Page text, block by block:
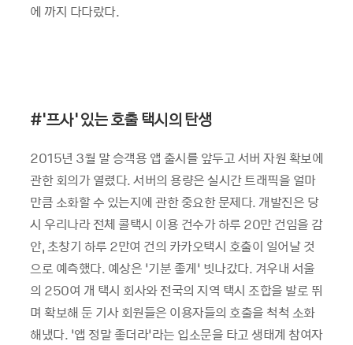
에 까지 다다랐다.
#'프사’ 있는호출 택시의 탄생
2015년 3월 말 승객용 앱 출시를 앞두고 서버 자원 확보에
관한 회의가 열렸다. 서버의 용량은 실시간 트래픽을 얼마
만큼 소화할 수 있는지에 관한 중요한 문제다. 개발진은 당
시 우리나라 전체 콜택시 이용 건수가 하루 20만 건임을 감
안, 초창기 하루 2만여 건의 카카오택시 호출이 일어날 것
으로 예측했다. 예상은 ‘기분 좋게’ 빗나갔다. 겨우내 서울
의 250여 개 택시 회사와 전국의 지역 택시 조합을 발로 뛰
며 확보해 둔 기사 회원들은 이용자들의 호출을 척척 소화
해냈다. ‘앱 정말 좋더라’라는 입소문을 타고 생태계 참여자